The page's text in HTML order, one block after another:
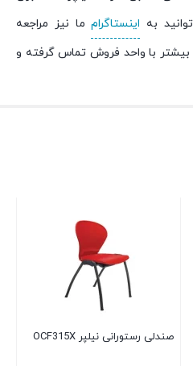
به اینستاگرامما نیز مراجعه
بیشتر با واحد فروش تماس گرفته و
صندلی رستورانی نیلپر OCF315X